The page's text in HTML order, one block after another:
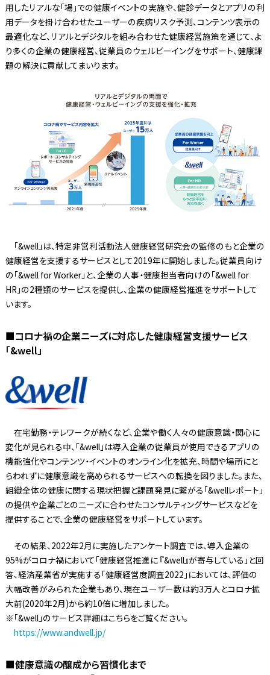
用したリアルな「場」での健康イベントの実施や、健診データとアプリの利
用データを掛け合わせたユーザーの疾病リスク予測、コンテンツ表示の
最適化など、リアルとデジタルを組み合わせた健康経営施策を通じて、よ
り多くの企業の健康経営、従業員のウェルビーイングをサポート、健康課
題の解決に貢献してまいります。
「&well」は、特定非営利活動法人健康経営研究会の監修のもと企業の
健康経営を支援するサービスとして2019年に開始しました。従業員向け
の「&well for Worker」と、企業の人事・健康担当者向けの「&well for
HR」の2種類のサービスを提供し、企業の健康経営推進をサポートして
います。
■コロナ禍の企業ニーズに対応した健康経営支援サービス
「&well」
在宅勤務・テレワークが続くなど、企業や働く人々の健康意識・関心に
変化が見られる中、「&well」は導入企業の従業員が使用できるアプリの
機能強化やコンテンツ・イベントのオンライン化を拡充、時間や場所にと
らわれずに健康意識を高められるサービスへの転換を図りました。また、
組織全体の健康に関する現状把握と課題発見に繋がる「&wellレポート」
の提供や企業ごとのニーズに合わせたコンサルティングサービスなどを
提供することで、企業の健康経営をサポートしています。
その結果、2022年2月に実施したアンケート調査では、導入企業の
95%がコロナ禍において「健康経営推進に 『&well』が寄与している」と回
答、経済産業省が実施する「健康経営度調査2022」においては、評価の
大幅改善がみられた企業もあり、現在ユーザー数は約3万人とコロナ拡
大前(2020年2月)から約10倍に増加しました。
※「&well」のサービス詳細はこちらをご覧ください。
https://www.andwell.jp/
■健康意識の醸成から習慣化まで